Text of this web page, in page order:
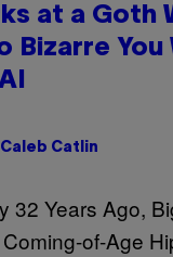
at a Goth
Bizarre You
Caleb Catlin